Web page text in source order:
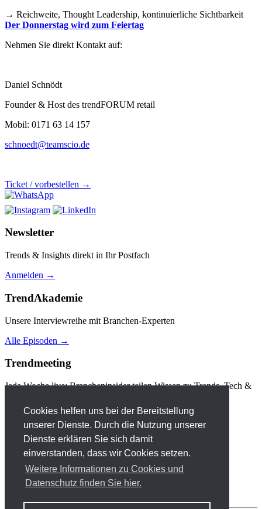
Cookies helfen uns bei der Bereitstellung
unserer Dienste. Durch die Nutzung unserer
Dienste erklären Sie sich damit
einverstanden, dass wir Cookies setzen.
Weitere Informationen zu Cookies und
Datenschutz finden Sie hier.
→ Reichweite, Thought Leadership, kontinuierliche Sichtbarkeit
Der Donnerstag wird zum Feiertag
Nehmen Sie direkt Kontakt auf:
Daniel Schnödt
Founder & Host des trendFORUM retail
Mobil: 0171 63 14 157
schnoedt@teamscio.de
Ticket / vorbestellen →
Newsletter
Trends & Insights direkt in Ihr Postfach
Anmelden →
TrendAkademie
Unsere Interviewreihe mit Branchen-Experten
Alle Episoden →
Trendmeeting
Jede Woche live: Brancheninsider teilen Wissen zu Trends, Tech &
Zum Trendmeeting →
info@trendforum-retail.de
T. +49-(0)-5233-954531